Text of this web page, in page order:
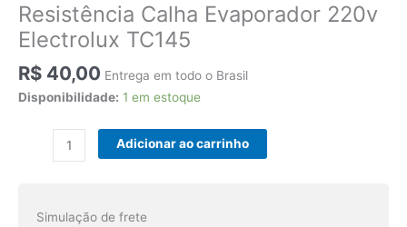
Resistência Calha Evaporador 220v
Electrolux TC145
R$ 40,00 Entrega em todo o Brasil
Disponibilidade: 1 em estoque
Resistência
Electrolux
Adicionar ao carrinho
Simulação de frete